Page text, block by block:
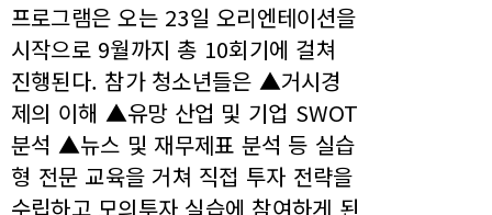
프로그램은 오는 23일 오리엔테이션을
시작으로 9월까지 총 10회기에 걸쳐
진행된다. 참가 청소년들은 ▲거시경
제의 이해 ▲유망 산업 및 기업 SWOT
분석 ▲뉴스 및 재무제표 분석 등 실습
형 전문 교육을 거쳐 직접 투자 전략을
수립하고 모의투자 실습에 참여하게 된